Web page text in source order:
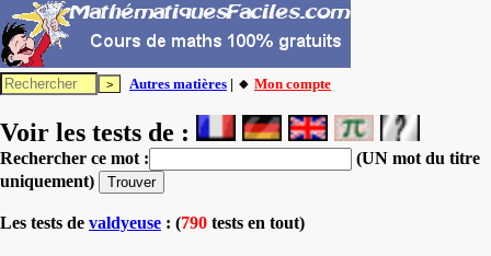
Autres matières | 🔸 Mon compte
Voir les tests de :
Rechercher ce mot :
(UN mot du titre
uniquement)
Les tests de valdyeuse : (790 tests en tout)